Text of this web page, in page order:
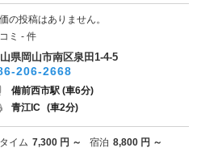
の投稿はありません。
ミ - 件
県岡山市南区泉田1-4-5
206-2668
備前西市駅 (車6分)
青江IC (車2分)
イム 7,300 円 ～ 宿泊 8,800 円 ～